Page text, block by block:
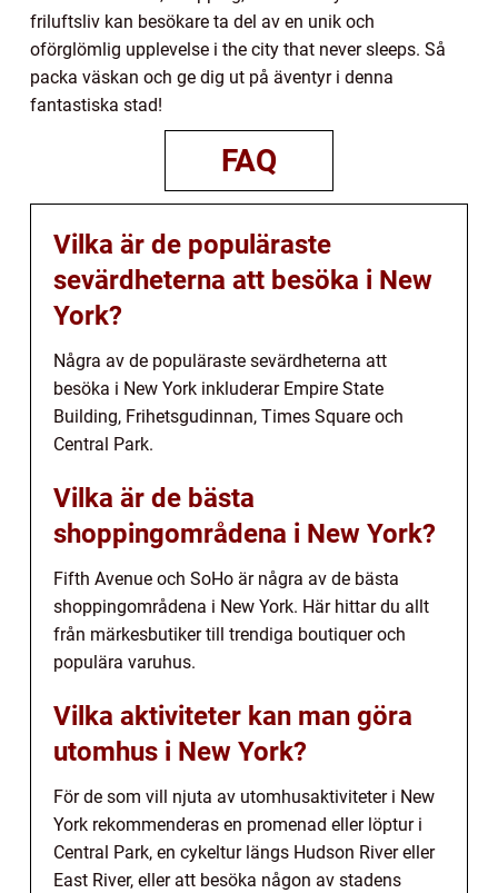
friluftsliv kan besökare ta del av en unik och
oförglömlig upplevelse i the city that never sleeps. Så
packa väskan och ge dig ut på äventyr i denna
fantastiska stad!
FAQ
Vilka är de populäraste
sevärdheterna att besöka i New
York?
Några av de populäraste sevärdheterna att
besöka i New York inkluderar Empire State
Building, Frihetsgudinnan, Times Square och
Central Park.
Vilka är de bästa
shoppingområdena i New York?
Fifth Avenue och SoHo är några av de bästa
shoppingområdena i New York. Här hittar du allt
från märkesbutiker till trendiga boutiquer och
populära varuhus.
Vilka aktiviteter kan man göra
utomhus i New York?
För de som vill njuta av utomhusaktiviteter i New
York rekommenderas en promenad eller löptur i
Central Park, en cykeltur längs Hudson River eller
East River, eller att besöka någon av stadens